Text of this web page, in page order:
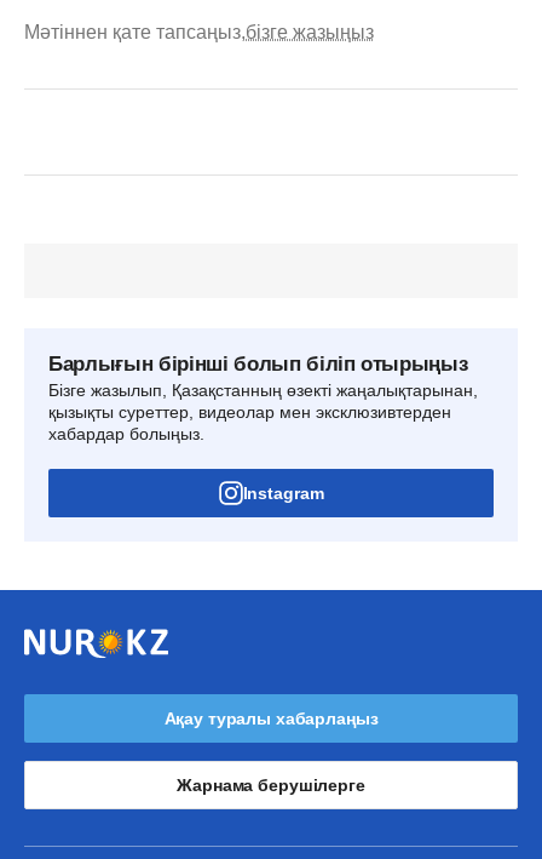
Мәтіннен қате тапсаңыз,бізге жазыңыз
Барлығын бірінші болып біліп отырыңыз
Бізге жазылып, Қазақстанның өзекті жаңалықтарынан,
қызықты суреттер, видеолар мен эксклюзивтерден
хабардар болыңыз.
Instagram
Ақау туралы хабарлаңыз
Жарнама берушілерге